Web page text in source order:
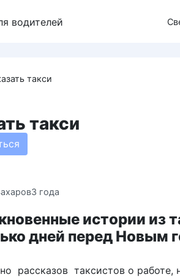
водителей
такси
такси
3 года
истории из
дней перед Новым
рассказов таксистов о